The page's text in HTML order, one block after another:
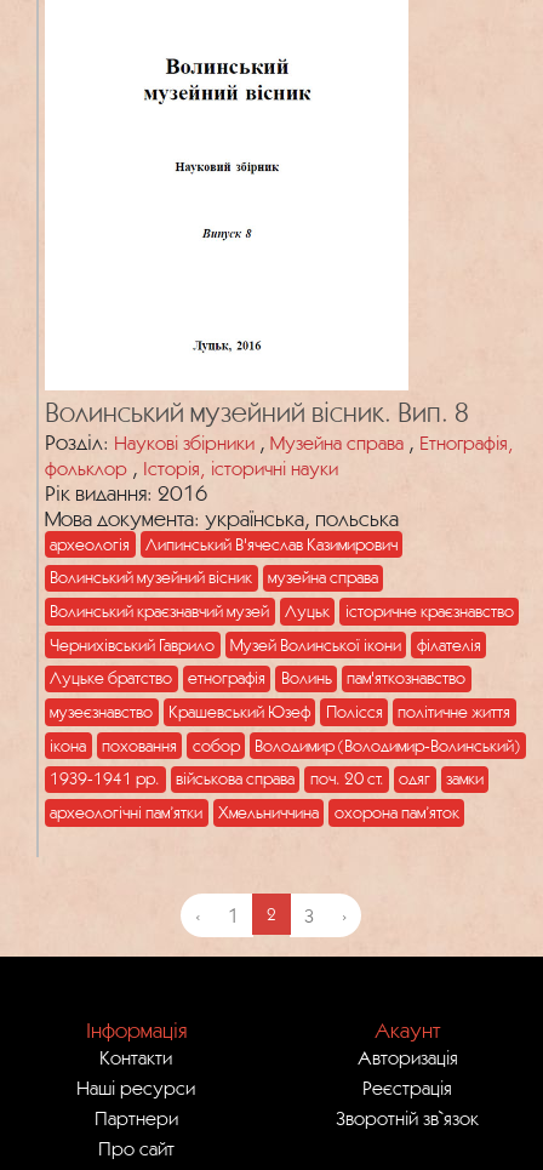
Волинський музейний вісник. Вип. 8
Розділ: Наукові збірники , Музейна справа , Етнографія,
фольклор , Історія, історичні науки
Рік видання: 2016
Мова документа: українська, польська
археологія
Липинський В'ячеслав Казимирович
Волинський музейний вісник
музейна справа
Волинський краєзнавчий музей
Луцьк
історичне краєзнавство
Чернихівський Гаврило
Музей Волинської ікони
філателія
Луцьке братство
етнографія Волинь
пам'яткознавство
музеєзнавство
Крашевський Юзеф Полісся
політичне життя
ікона
поховання собор
Володимир (Володимир-Волинський)
1939-1941 рр.
військова справа поч. 20 ст. одяг
замки
археологічні пам’ятки
Хмельниччина охорона пам’яток
‹ 1 2 3 ›
Інформація
Контакти
Наші ресурси
Партнери
Про сайт
Акаунт
Авторизація
Реєстрація
Зворотній зв`язок